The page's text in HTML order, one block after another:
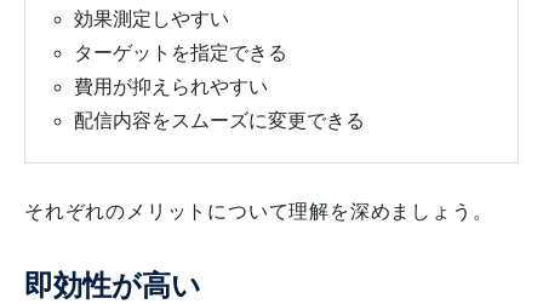
効果測定しやすい
ターゲットを指定できる
費用が抑えられやすい
配信内容をスムーズに変更できる
それぞれのメリットについて理解を深めましょう。
即効性が高い